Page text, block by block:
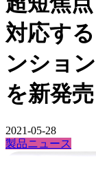
対応す
ンショ
を新発売
2021-05-28
製品ニュース